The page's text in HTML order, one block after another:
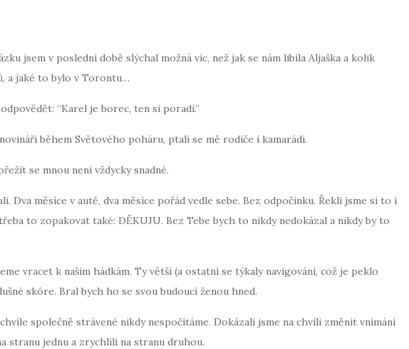
jsem v poslední době slýchal možná víc, než jak se nám libíla Aljaška a kolik
a jaké to bylo v Torontu…
“Karel je borec, ten si poradí.”
během Světového poháru, ptali se mě rodiče i kamarádi.
se mnou není vždycky snadné.
Dva měsíce v autě, dva měsíce pořád vedle sebe. Bez odpočinku. Řekli jsme si to i
to zopakovat také: DĚKUJU. Bez Tebe bych to nikdy nedokázal a nikdy by to
vracet k našim hádkám. Ty větší (a ostatní se týkaly navigování, což je peklo
skóre. Bral bych ho se svou budoucí ženou hned.
společně strávené nikdy nespočítáme. Dokázali jsme na chvíli změnit vnímání
stranu jednu a zrychlili na stranu druhou.